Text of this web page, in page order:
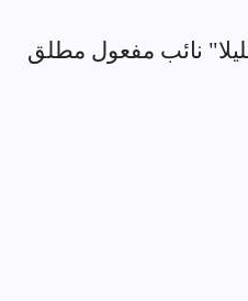
نائب مفعول مطلق